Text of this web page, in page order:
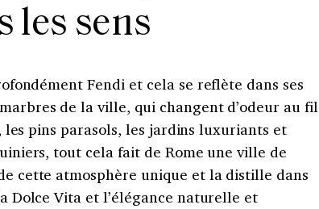
les sens
Fendi et cela se reflète dans ses
de la ville, qui changent d’odeur au fil
les pins parasols, les jardins luxuriants et
tout cela fait de Rome une ville de
cette atmosphère unique et la distille dans
Dolce Vita et l’élégance naturelle et